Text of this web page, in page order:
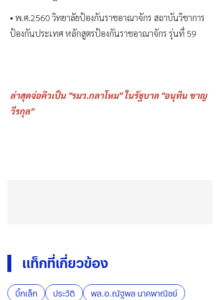
• พ.ศ.2560 วิทยาลัยป้องกันราชอาณาจักร สถาบันวิชาการ
ป้องกันประเทศ หลักสูตรป้องกันราชอาณาจักร รุ่นที่ 59
ล่าสุดจ่อคิวเป็น "รมว.กลาโหม" ในรัฐบาล "อนุทิน ชาญ
วีรกุล"
แท็กที่เกี่ยวข้อง
บิ๊กเล็ก ประวัติ
พล.อ.ณัฐพล นาคพาณิชย์